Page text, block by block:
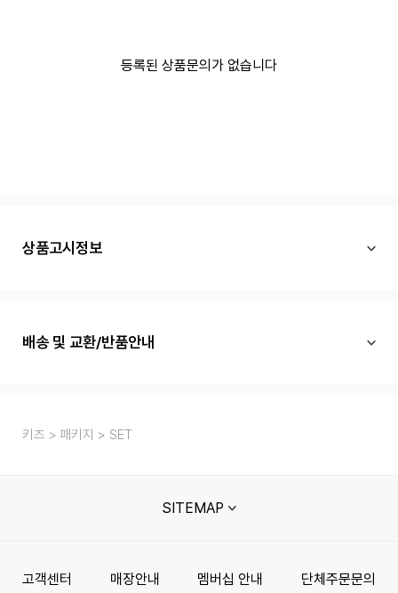
등록된 상품문의가 없습니다
상품고시정보
배송 및 교환/반품안내
키즈 패키지 SET
SITEMAP
고객센터 매장안내 멤버십 안내 단체주문문의